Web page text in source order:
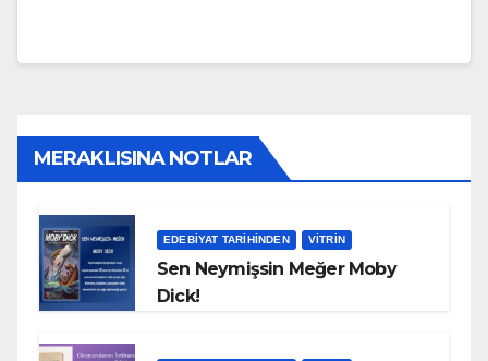
MERAKLISINA NOTLAR
EDEBIYAT TARIHINDEN VITRIN
Sen Neymişsin Meğer Moby
Dick!